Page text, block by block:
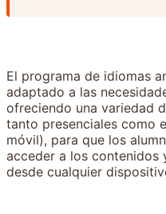
El programa de idiomas
adaptado a las
ofreciendo una variedad
tanto presenciales como
móvil), para que los
acceder a los contenidos
desde cualquier